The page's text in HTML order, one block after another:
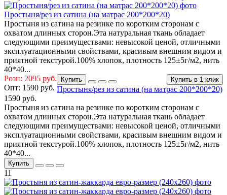
Простыня/рез из сатина (на матрас 200*200*20)
Простыня из сатина на резинке по коротким сторонам с
охватом длинных сторон.Эта натуральная ткань обладает
следующими преимуществами: невысокой ценой, отличными
эксплуатационными свойствами, красивым внешним видом и
приятной текстурой.100% хлопок, плотность 125±5г/м2, нить
40*40...
Розн: 2095 руб.
Опт: 1590 руб.
Купить в 1 клик
Купить
Простыня/рез из сатина (на матрас 200*200*20)
1590 руб.
Простыня из сатина на резинке по коротким сторонам с
охватом длинных сторон.Эта натуральная ткань обладает
следующими преимуществами: невысокой ценой, отличными
эксплуатационными свойствами, красивым внешним видом и
приятной текстурой.100% хлопок, плотность 125±5г/м2, нить
40*40...
Купить
11